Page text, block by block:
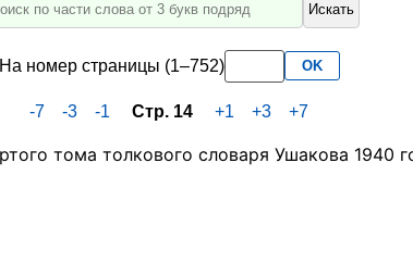
Введите
поиска
слово
его
Искать
На номер страницы (1–752) OK
-7 -3 -1 Стр. 14 +1 +3 +7